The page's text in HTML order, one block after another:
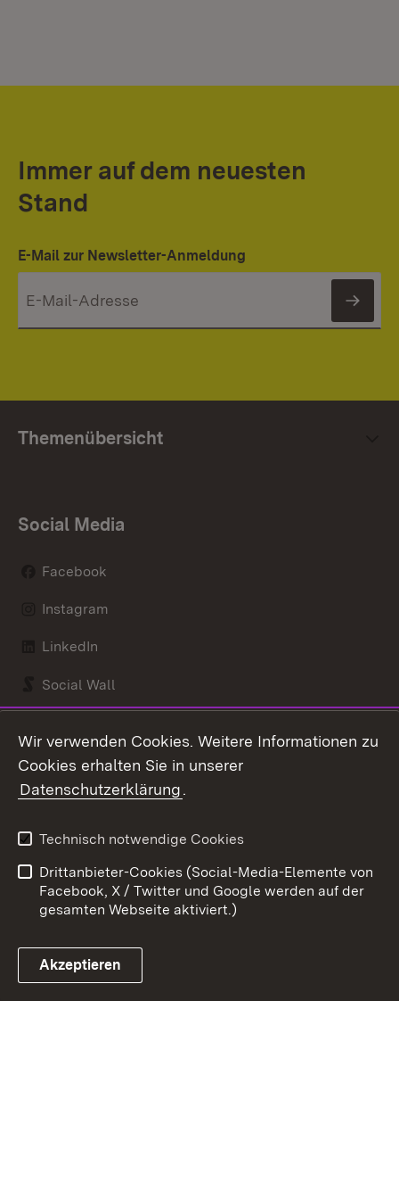
Immer auf dem neuesten
Stand
E-Mail zur Newsletter-Anmeldung
Themenübersicht
Social Media
Facebook
Instagram
LinkedIn
Social Wall
Link zum Landesportal
Kontakt
Barrierefreiheit
Impressum
Cookies
Wir verwenden Cookies. Weitere Informationen zu
Cookies erhalten Sie in unserer
Datenschutzerklärung.
Technisch notwendige Cookies
Drittanbieter-Cookies (Social-Media-Elemente von
Facebook, X / Twitter und Google werden auf der
gesamten Webseite aktiviert.)
Akzeptieren